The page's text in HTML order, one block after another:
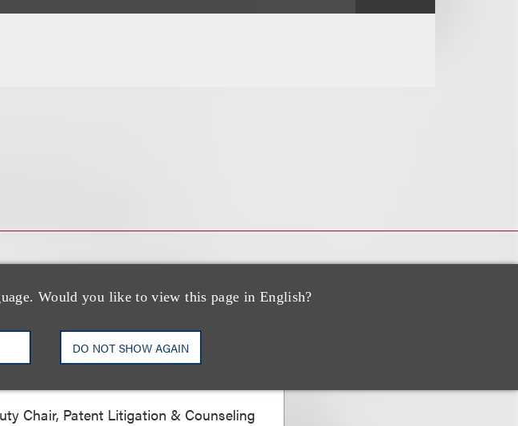
Would you like to view this page in English?
DO NOT SHOW AGAIN
J. Kramer
Chair, Patent Litigation & Counseling